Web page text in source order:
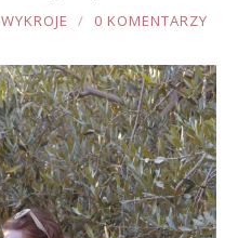
WYKROJE 0 KOMENTARZY